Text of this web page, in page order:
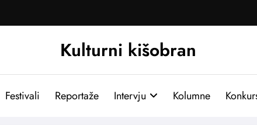
Kulturni kišobran
Festivali Reportaže Intervju Kolumne